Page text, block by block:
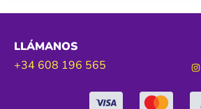
LLÁMANOS
+34 608 196 565